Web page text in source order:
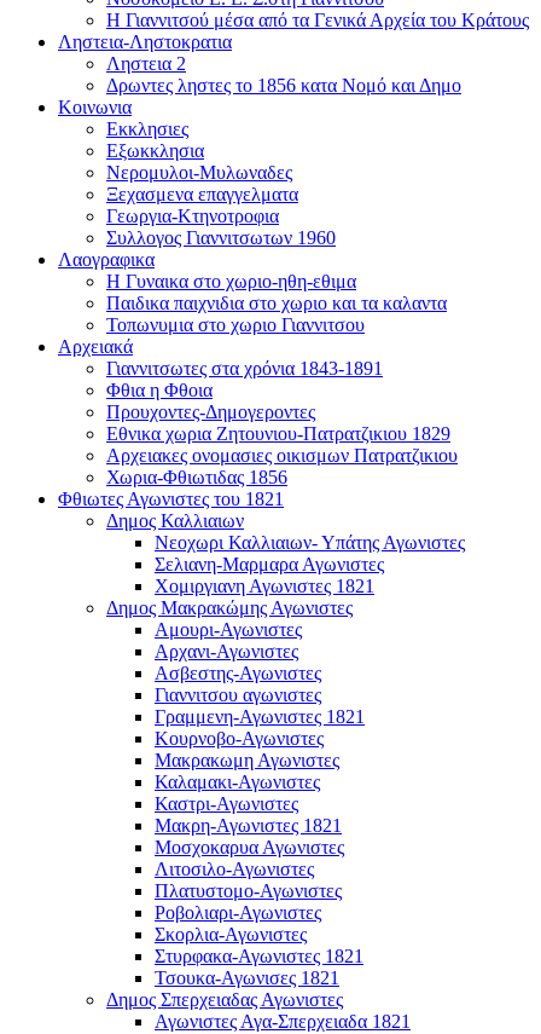
Η Γιαννιτσού μέσα από τα Γενικά Αρχεία του Κράτους
Ληστεια-Ληστοκρατια
Ληστεια 2
Δρωντες ληστες το 1856 κατα Νομό και Δημο
Κοινωνια
Εκκλησιες
Εξωκκλησια
Νερομυλοι-Μυλωναδες
Ξεχασμενα επαγγελματα
Γεωργια-Κτηνοτροφια
Συλλογος Γιαννιτσωτων 1960
Λαογραφικα
Η Γυναικα στο χωριο-ηθη-εθιμα
Παιδικα παιχνιδια στο χωριο και τα καλαντα
Τοπωνυμια στο χωριο Γιαννιτσου
Αρχειακά
Γιαννιτσωτες στα χρόνια 1843-1891
Φθια η Φθοια
Προυχοντες-Δημογεροντες
Εθνικα χωρια Ζητουνιου-Πατρατζικιου 1829
Αρχειακες ονομασιες οικισμων Πατρατζικιου
Χωρια-Φθιωτιδας 1856
Φθιωτες Αγωνιστες του 1821
Δημος Καλλιαιων
Νεοχωρι Καλλιαιων- Υπάτης Αγωνιστες
Σελιανη-Μαρμαρα Αγωνιστες
Χομιργιανη Αγωνιστες 1821
Δημος Μακρακώμης Αγωνιστες
Αμουρι-Αγωνιστες
Αρχανι-Αγωνιστες
Ασβεστης-Αγωνιστες
Γιαννιτσου αγωνιστες
Γραμμενη-Αγωνιστες 1821
Κουρνοβο-Αγωνιστες
Μακρακωμη Αγωνιστες
Καλαμακι-Αγωνιστες
Καστρι-Αγωνιστες
Μακρη-Αγωνιστες 1821
Μοσχοκαρυα Αγωνιστες
Λιτοσιλο-Αγωνιστες
Πλατυστομο-Αγωνιστες
Ροβολιαρι-Αγωνιστες
Σκορλια-Αγωνιστες
Στυρφακα-Αγωνιστες 1821
Τσουκα-Αγωνισες 1821
Δημος Σπερχειαδας Αγωνιστες
Αγωνιστες Αγα-Σπερχειαδα 1821